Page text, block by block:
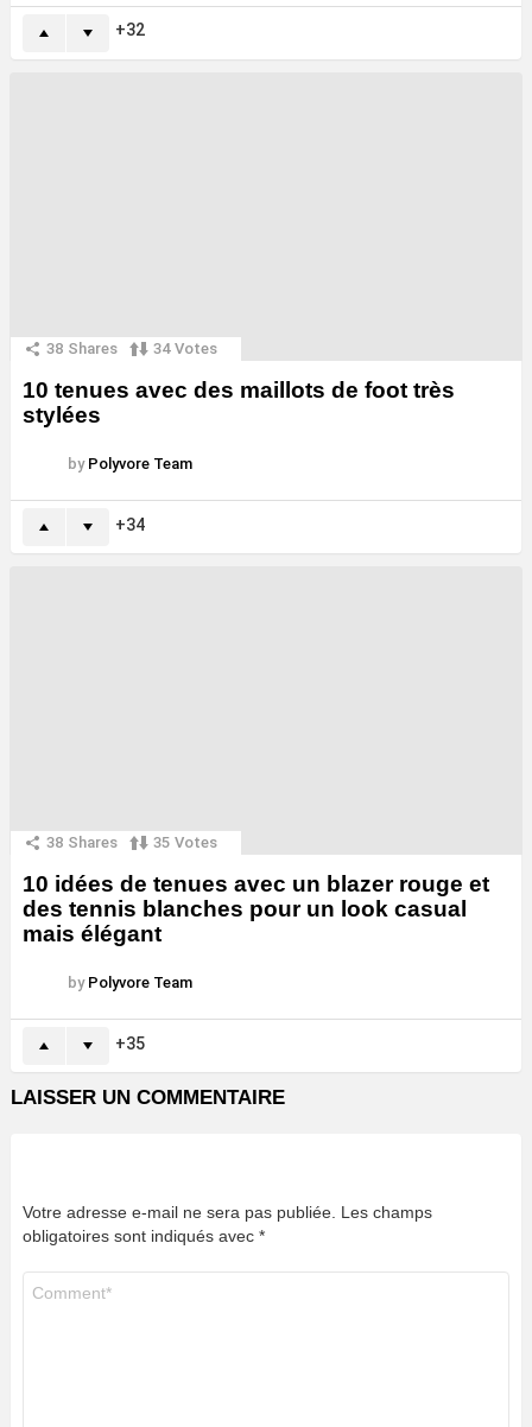
32
38 Shares 34 Votes
10 tenues avec des maillots de foot très
stylées
by Polyvore Team
34
38 Shares 35 Votes
10 idées de tenues avec un blazer rouge et
des tennis blanches pour un look casual
mais élégant
by Polyvore Team
35
LAISSER UN COMMENTAIRE
Votre adresse e-mail ne sera pas publiée. Les champs
obligatoires sont indiqués avec *